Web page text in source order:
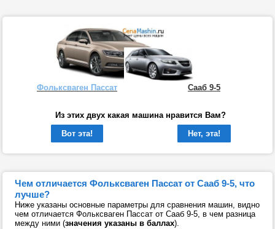
Фольксваген Пассат Сааб 9-5
Из этих двух какая машина нравится Вам?
Вот эта!
Нет, эта!
Чем отличается Фольксваген Пассат от Сааб 9-5, что
лучше?
Ниже указаны основные параметры для сравнения машин, видно
чем отличается Фольксваген Пассат от Сааб 9-5, в чем разница
между ними (значения указаны в баллах).